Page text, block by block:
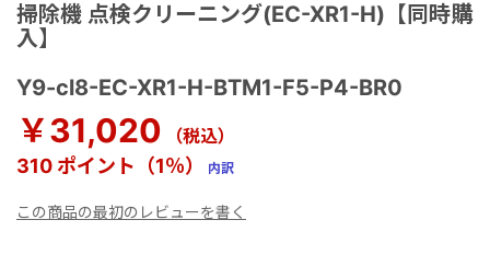
掃除機 点検クリーニング(EC-XR1-H)【同時購
入】
Y9-cl8-EC-XR1-H-BTM1-F5-P4-BR0
￥31,020 （税込）
310 ポイント（1％） 内訳
この商品の最初のレビューを書く